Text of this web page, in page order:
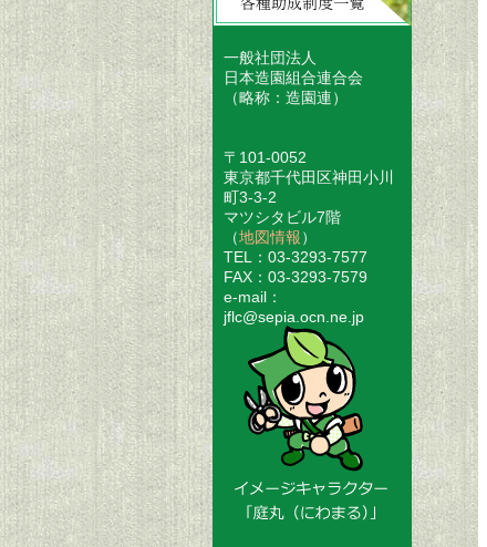
一般社団法人
日本造園組合連合会
（略称：造園連）
〒101-0052
東京都千代田区神田小川
町3-3-2
マツシタビル7階
（地図情報）
TEL：03-3293-7577
FAX：03-3293-7579
e-mail：
jflc@sepia.ocn.ne.jp